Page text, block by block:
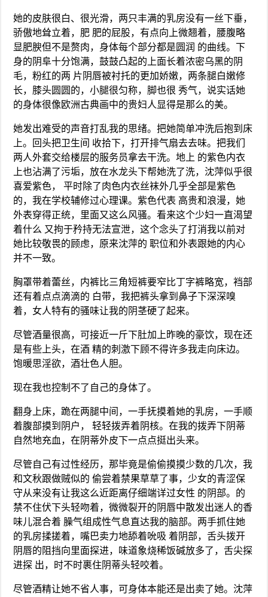
她的皮肤很白、很光滑，两只丰满的乳房没有一丝下垂，
骄傲地耸立着，肥 肥的屁股，有点向上微翘着，腰腹略
显肥腴但不是赘肉，身体每个部分都是圆润 的曲线。下
身的阴阜十分饱满，鼓鼓凸起的上面长着浓密乌黑的阴
毛，粉红的两 片阴唇被衬托的更加娇嫩，两条腿白嫩修
长，膝头圆圆的，小腿很匀称，脚也很 秀气，说实话她
的身体很像欧洲古典画中的贵妇人显得是那么的美。
她发出难受的声音打乱我的思绪。把她简单冲洗后抱到床
上。回头把卫生间 收拾下，打开排气扇去去味。把我们
两人外套交给楼层的服务员拿去干洗。地上 的紫色内衣
上也沾满了污垢，放在水龙头下帮她洗了洗，沈萍似乎很
喜爱紫色， 平时除了肉色内衣丝袜外几乎全部是紫色
的，我在学校辅修过心理课。紫色代表 高贵和浪漫，她
外表穿得正统，里面又这么风骚。看来这个少妇一直渴望
着什么 又拘于矜持无法宣泄，这个念头了打消我以前对
她比较敬畏的顾虑，原来沈萍的 职位和外表跟她的内心
并不一致。
胸罩带着蕾丝，内裤比三角短裤要窄比丁字裤略宽，裆部
还有着点点滴滴的 白带，我把裤头拿到鼻子下深深嗅
着，女人特有的骚味让我的阴茎硬了起来。
尽管酒量很高，可接近一斤下肚加上昨晚的豪饮，现在还
是有些上头，在酒 精的刺激下顾不得许多我走向床边。
饱暖思淫欲，酒壮色人胆。
现在我也控制不了自己的身体了。
翻身上床，跪在两腿中间，一手抚摸着她的乳房，一手顺
着腹部摸到阴户， 轻轻拨弄着阴核。在我的拨弄下阴蒂
自然地充血，在阴蒂外皮下一点点挺出头来。
尽管自己有过性经历，那毕竟是偷偷摸摸少数的几次，我
和文秋跟做贼似的 偷尝着禁果草草了事，少女的青涩保
守从来没有让我这么近距离仔细端详过女性 的阴部。的
禁不住伏下头轻吻着，微微裂开的阴唇中散发出迷人的香
味儿混合着 臊气组成性气息直达我的脑部。两手抓住她
的乳房揉搓着，嘴巴卖力地舔着吮吸 着阴部，舌头拨开
阴唇的阻挡向里面探进，味道象烧稀饭碱放多了，舌尖探
进探 出，时不时裹住阴蒂头轻咬着。
尽管酒精让她不省人事，可身体本能还是出卖了她。沈萍